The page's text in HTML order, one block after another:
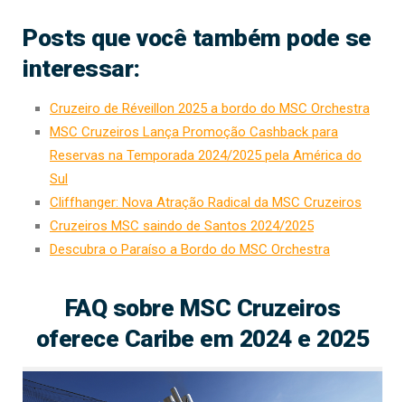
Posts que você também pode se
interessar:
Cruzeiro de Réveillon 2025 a bordo do MSC Orchestra
MSC Cruzeiros Lança Promoção Cashback para
Reservas na Temporada 2024/2025 pela América do
Sul
Cliffhanger: Nova Atração Radical da MSC Cruzeiros
Cruzeiros MSC saindo de Santos 2024/2025
Descubra o Paraíso a Bordo do MSC Orchestra
FAQ sobre MSC Cruzeiros
oferece Caribe em 2024 e 2025